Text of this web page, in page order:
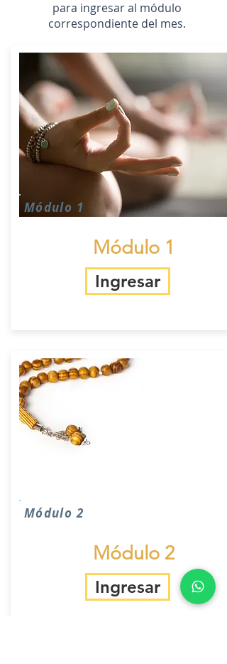
para ingresar al módulo
correspondiente del mes.
Módulo 1
Módulo 1
Ingresar
Módulo 2
Módulo 2
Ingresar